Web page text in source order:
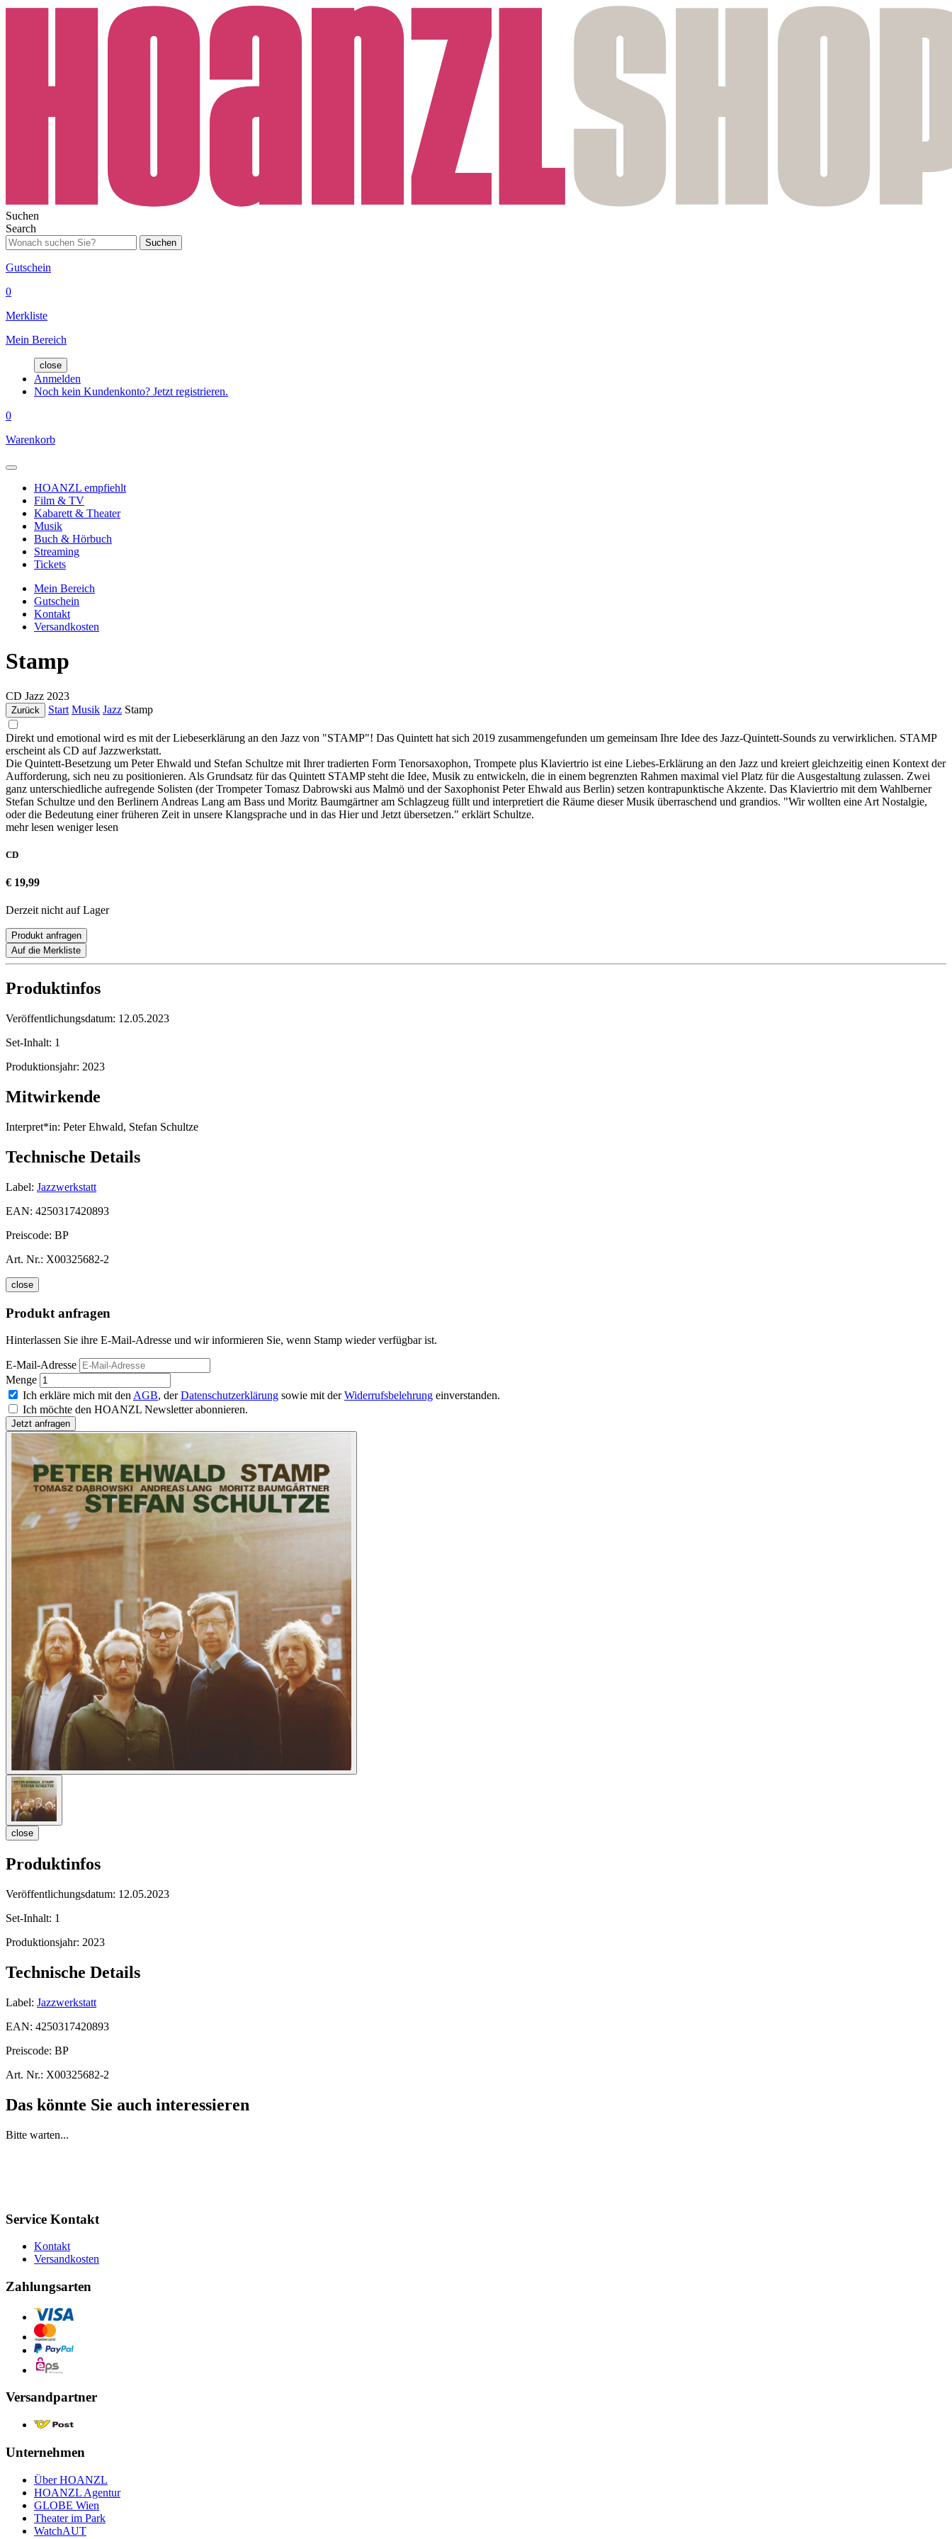
Suchen
Search
Suchen
Gutschein
0
Merkliste
Mein Bereich
close
Anmelden
Noch kein Kundenkonto? Jetzt registrieren.
0
Warenkorb
HOANZL empfiehlt
Film & TV
Kabarett & Theater
Musik
Buch & Hörbuch
Streaming
Tickets
Mein Bereich
Gutschein
Kontakt
Versandkosten
Stamp
CD Jazz 2023
Zurück Start Musik Jazz Stamp
Direkt und emotional wird es mit der Liebeserklärung an den Jazz von "STAMP"! Das Quintett hat sich 2019 zusammengefunden um gemeinsam Ihre Idee des Jazz-Quintett-Sounds zu verwirklichen. STAMP
erscheint als CD auf Jazzwerkstatt.
Die Quintett-Besetzung um Peter Ehwald und Stefan Schultze mit Ihrer tradierten Form Tenorsaxophon, Trompete plus Klaviertrio ist eine Liebes-Erklärung an den Jazz und kreiert gleichzeitig einen Kontext der
Aufforderung, sich neu zu positionieren. Als Grundsatz für das Quintett STAMP steht die Idee, Musik zu entwickeln, die in einem begrenzten Rahmen maximal viel Platz für die Ausgestaltung zulassen. Zwei
ganz unterschiedliche aufregende Solisten (der Trompeter Tomasz Dabrowski aus Malmö und der Saxophonist Peter Ehwald aus Berlin) setzen kontrapunktische Akzente. Das Klaviertrio mit dem Wahlberner
Stefan Schultze und den Berlinern Andreas Lang am Bass und Moritz Baumgärtner am Schlagzeug füllt und interpretiert die Räume dieser Musik überraschend und grandios. "Wir wollten eine Art Nostalgie,
oder die Bedeutung einer früheren Zeit in unsere Klangsprache und in das Hier und Jetzt übersetzen." erklärt Schultze.
mehr lesen weniger lesen
CD
€ 19,99
Derzeit nicht auf Lager
Produkt anfragen
Auf die Merkliste
Produktinfos
Veröffentlichungsdatum: 12.05.2023
Set-Inhalt: 1
Produktionsjahr: 2023
Mitwirkende
Interpret*in: Peter Ehwald, Stefan Schultze
Technische Details
Label: Jazzwerkstatt
EAN: 4250317420893
Preiscode: BP
Art. Nr.: X00325682-2
close
Produkt anfragen
Hinterlassen Sie ihre E-Mail-Adresse und wir informieren Sie, wenn Stamp wieder verfügbar ist.
E-Mail-Adresse
Menge
Ich erkläre mich mit den AGB, derDatenschutzerklärung sowie mit derWiderrufsbelehrung einverstanden.
Ich möchte den HOANZL Newsletter abonnieren.
close
Produktinfos
Veröffentlichungsdatum: 12.05.2023
Set-Inhalt: 1
Produktionsjahr: 2023
Technische Details
Label: Jazzwerkstatt
EAN: 4250317420893
Preiscode: BP
Art. Nr.: X00325682-2
Das könnte Sie auch interessieren
Bitte warten...
Service Kontakt
Kontakt
Versandkosten
Zahlungsarten
Versandpartner
Unternehmen
Über HOANZL
HOANZL Agentur
GLOBE Wien
Theater im Park
WatchAUT